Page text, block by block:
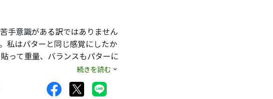
手意識がある訳ではありません
私はパターと同じ感覚にしたか
って重量、バランスもパターに
プはルール上パター用グリップ
す。スコアが良くなるのは勿
続きを読む